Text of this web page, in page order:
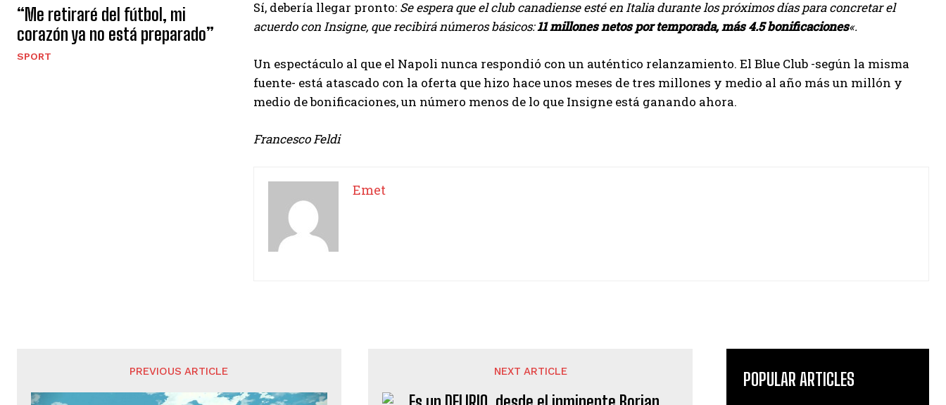
“Me retiraré del fútbol, ​​mi
corazón ya no está preparado”
SPORT
Sí, debería llegar pronto: Se espera que el club canadiense esté en Italia durante los próximos días para concretar el
acuerdo con Insigne, que recibirá números básicos:11 millones netos por temporada, más 4.5 bonificaciones«.
Un espectáculo al que el Napoli nunca respondió con un auténtico relanzamiento. El Blue Club -según la misma
fuente- está atascado con la oferta que hizo hace unos meses de tres millones y medio al año más un millón y
medio de bonificaciones, un número menos de lo que Insigne está ganando ahora.
Francesco Feldi
Emet
PREVIOUS ARTICLE NEXT ARTICLE POPULAR ARTICLES